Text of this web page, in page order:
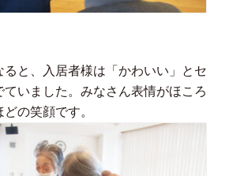
と、入居者様は「かわいい」とセ
いました。みなさん表情がほころ
の笑顔です。